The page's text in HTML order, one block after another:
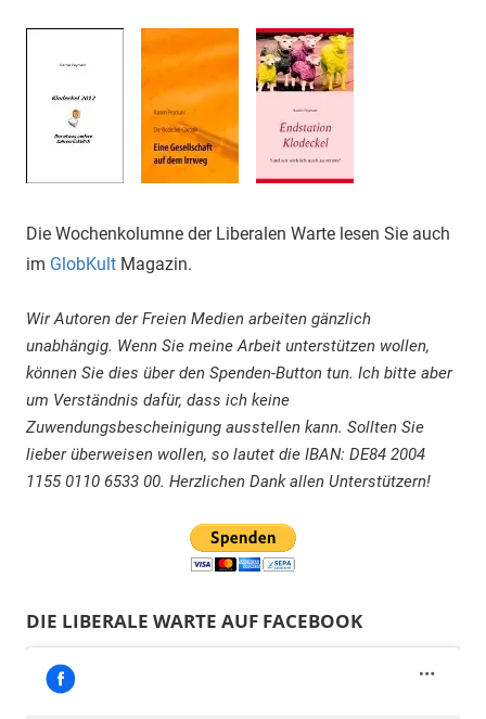
Die Wochenkolumne der Liberalen Warte lesen Sie auch
im GlobKult Magazin.
Wir Autoren der Freien Medien arbeiten gänzlich
unabhängig. Wenn Sie meine Arbeit unterstützen wollen,
können Sie dies über den Spenden-Button tun. Ich bitte aber
um Verständnis dafür, dass ich keine
Zuwendungsbescheinigung ausstellen kann. Sollten Sie
lieber überweisen wollen, so lautet die IBAN: DE84 2004
1155 0110 6533 00. Herzlichen Dank allen Unterstützern!
DIE LIBERALE WARTE AUF FACEBOOK